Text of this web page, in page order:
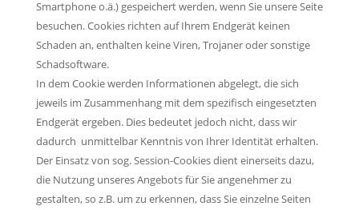
Smartphone o.ä.) gespeichert werden, wenn Sie unsere Seite
besuchen. Cookies richten auf Ihrem Endgerät keinen
Schaden an, enthalten keine Viren, Trojaner oder sonstige
Schadsoftware.
In dem Cookie werden Informationen abgelegt, die sich
jeweils im Zusammenhang mit dem spezifisch eingesetzten
Endgerät ergeben. Dies bedeutet jedoch nicht, dass wir
dadurch unmittelbar Kenntnis von Ihrer Identität erhalten.
Der Einsatz von sog. Session-Cookies dient einerseits dazu,
die Nutzung unseres Angebots für Sie angenehmer zu
gestalten, so z.B. um zu erkennen, dass Sie einzelne Seiten